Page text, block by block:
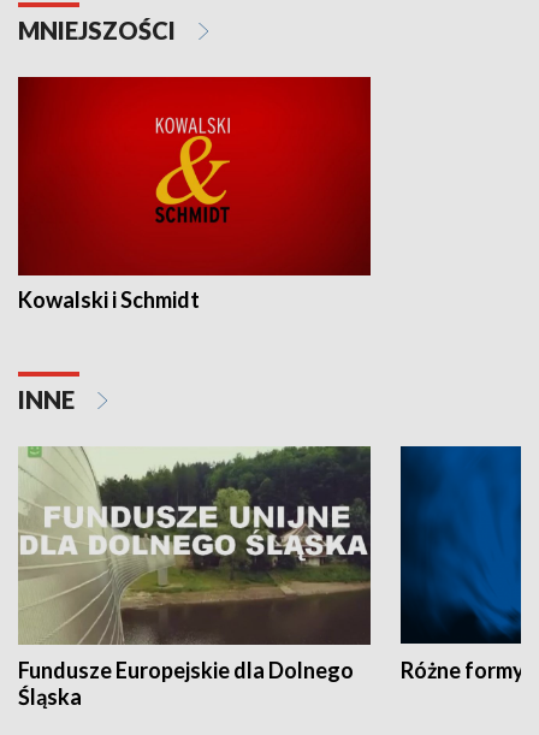
MNIEJSZOŚCI
Kowalski i Schmidt
INNE
Fundusze Europejskie dla Dolnego
Śląska
Różne formy